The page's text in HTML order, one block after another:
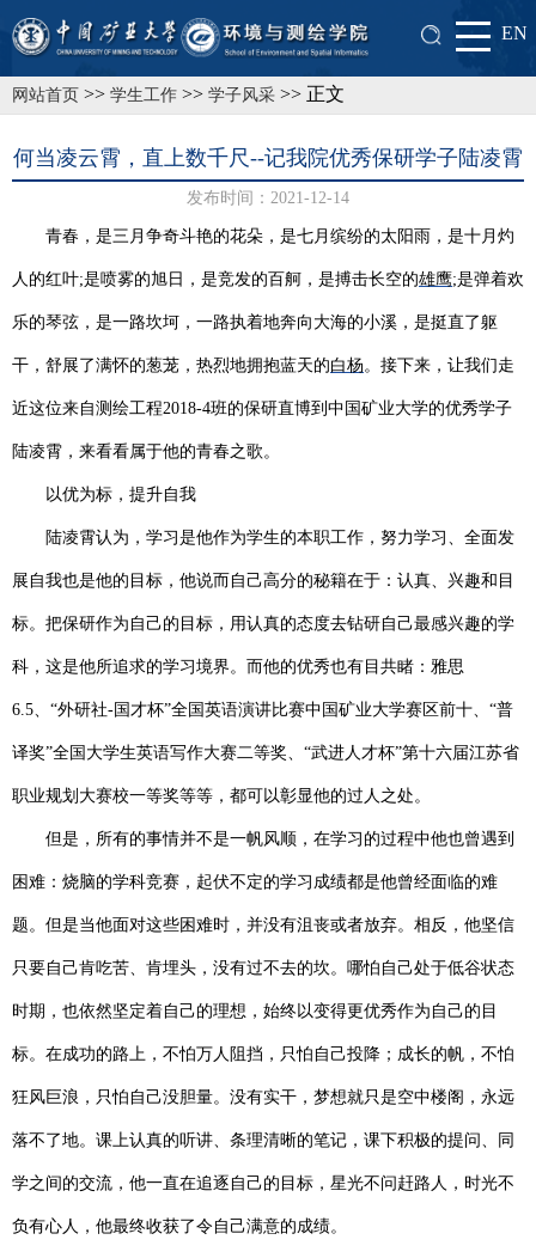
EN
网站首页 >> 学生工作 >> 学子风采 >> 正文
何当凌云霄，直上数千尺--记我院优秀保研学子陆凌霄
发布时间：2021-12-14
青春，是三月争奇斗艳的花朵，是七月缤纷的太阳雨，是十月灼
人的红叶;是喷雾的旭日，是竞发的百舸，是搏击长空的雄鹰;是弹着欢
乐的琴弦，是一路坎坷，一路执着地奔向大海的小溪，是挺直了躯
干，舒展了满怀的葱茏，热烈地拥抱蓝天的白杨 。接下来，让我们走
近这位来自测绘工程2018-4班的保研直博到中国矿业大学的优秀学子
陆凌霄，来看看属于他的青春之歌。
以优为标，提升自我
陆凌霄认为，学习是他作为学生的本职工作，努力学习、全面发
展自我也是他的目标，他说而自己高分的秘籍在于：认真、兴趣和目
标。把保研作为自己的目标，用认真的态度去钻研自己最感兴趣的学
科，这是他所追求的学习境界。而他的优秀也有目共睹：雅思
6.5 、“外研社- 国才杯”全国英语演讲比赛中国矿业大学赛区前十、“普
译奖”全国大学生英语写作大赛二等奖、“武进人才杯”第十六届江苏省
职业规划大赛校一等奖等等，都可以彰显他的过人之处。
但是，所有的事情并不是一帆风顺，在学习的过程中他也曾遇到
困难：烧脑的学科竞赛，起伏不定的学习成绩都是他曾经面临的难
题。但是当他面对这些困难时，并没有沮丧或者放弃。相反，他坚信
只要自己肯吃苦、肯埋头，没有过不去的坎。哪怕自己处于低谷状态
时期，也依然坚定着自己的理想，始终以变得更优秀作为自己的目
标。在成功的路上，不怕万人阻挡，只怕自己投降；成长的帆，不怕
狂风巨浪，只怕自己没胆量。没有实干，梦想就只是空中楼阁，永远
落不了地。课上认真的听讲、条理清晰的笔记，课下积极的提问、同
学之间的交流，他一直在追逐自己的目标，星光不问赶路人，时光不
负有心人，他最终收获了令自己满意的成绩。